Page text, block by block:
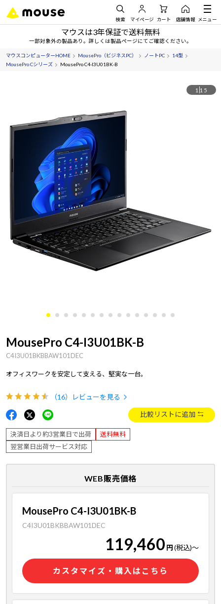
検索 マイページ カート 店舗情報 メニュー
マウスは3年保証で送料無料
一部対象外の製品あり。詳しくは製品ページにてご確認ください。
マウスコンピューターHOME MousePro（ビジネスPC） ノートPC
14型
MousePro Cシリーズ
MousePro C4-I3U01BK-B
1 15
MousePro C4-I3U01BK-B
C4I3U01BKBBAW101DEC
オフィスワークを安定して支える、堅実な一台。
（16） レビューを見る
比較リストに追加
決済日より約3営業日で出荷
送料無料
翌営業日出荷サービス対応
WEB販売価格
MousePro C4-I3U01BK-B
C4I3U01BKBBAW101DEC
119,460 円(税込)～
カスタマイズ・購入はこちら